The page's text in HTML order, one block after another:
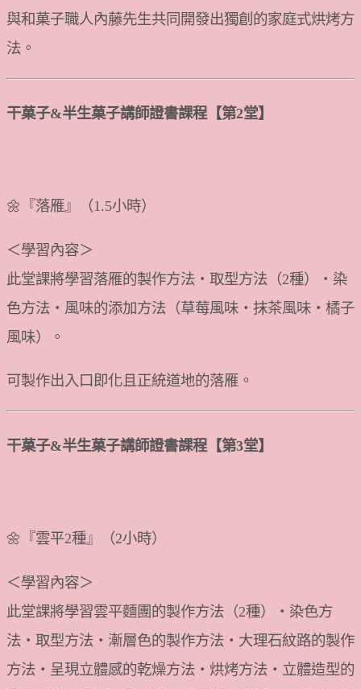
與和菓子職人內藤先生共同開發出獨創的家庭式烘烤方
法。
干菓子&半生菓子講師證書課程【第2堂】
🌼『落雁』（1.5小時）
＜學習內容＞
此堂課將學習落雁的製作方法・取型方法（2種）・染
色方法・風味的添加方法（草莓風味・抹茶風味・橘子
風味）。
可製作出入口即化且正統道地的落雁。
干菓子&半生菓子講師證書課程【第3堂】
🌼『雲平2種』（2小時）
＜學習內容＞
此堂課將學習雲平麵團的製作方法（2種）・染色方
法・取型方法・漸層色的製作方法・大理石紋路的製作
方法・呈現立體感的乾燥方法・烘烤方法・立體造型的